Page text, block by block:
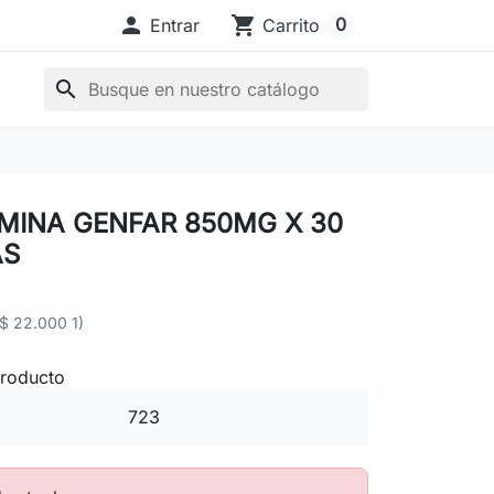
 Entrar shopping_cart Carrito 0
search
GENFAR 850MG X 30
22.000 1)
723